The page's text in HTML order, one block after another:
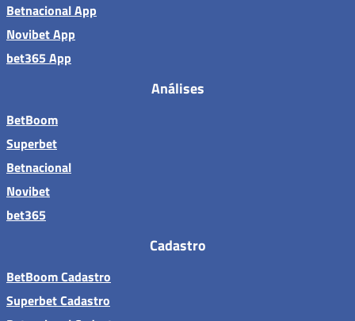
Betnacional App
Novibet App
bet365 App
Análises
BetBoom
Superbet
Betnacional
Novibet
bet365
Cadastro
BetBoom Cadastro
Superbet Cadastro